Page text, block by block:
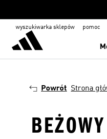
wyszukiwarka sklepów pomoc
Powrót Strona